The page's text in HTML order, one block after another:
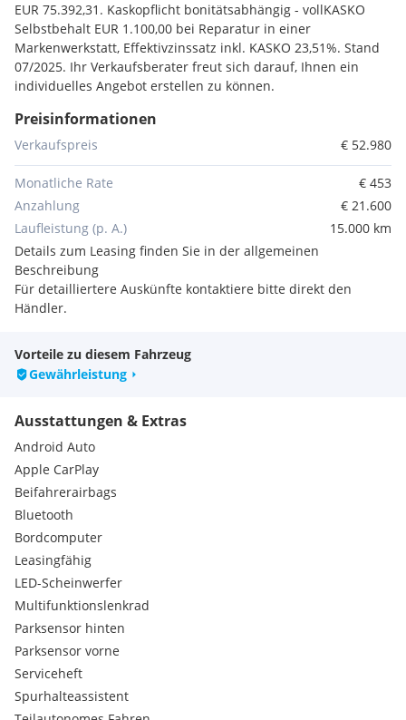
EUR 75.392,31. Kaskopflicht bonitätsabhängig - vollKASKO
Selbstbehalt EUR 1.100,00 bei Reparatur in einer
Markenwerkstatt, Effektivzinssatz inkl. KASKO 23,51%. Stand
07/2025. Ihr Verkaufsberater freut sich darauf, Ihnen ein
individuelles Angebot erstellen zu können.
Preisinformationen
Verkaufspreis € 52.980
Monatliche Rate
€ 453
Anzahlung
€ 21.600
Laufleistung (p. A.)
15.000 km
Details zum Leasing finden Sie in der allgemeinen
Beschreibung
Für detailliertere Auskünfte kontaktiere bitte direkt den
Händler.
Vorteile zu diesem Fahrzeug
Gewährleistung
Ausstattungen & Extras
Android Auto
Apple CarPlay
Beifahrerairbags
Bluetooth
Bordcomputer
Leasingfähig
LED-Scheinwerfer
Multifunktionslenkrad
Parksensor hinten
Parksensor vorne
Serviceheft
Spurhalteassistent